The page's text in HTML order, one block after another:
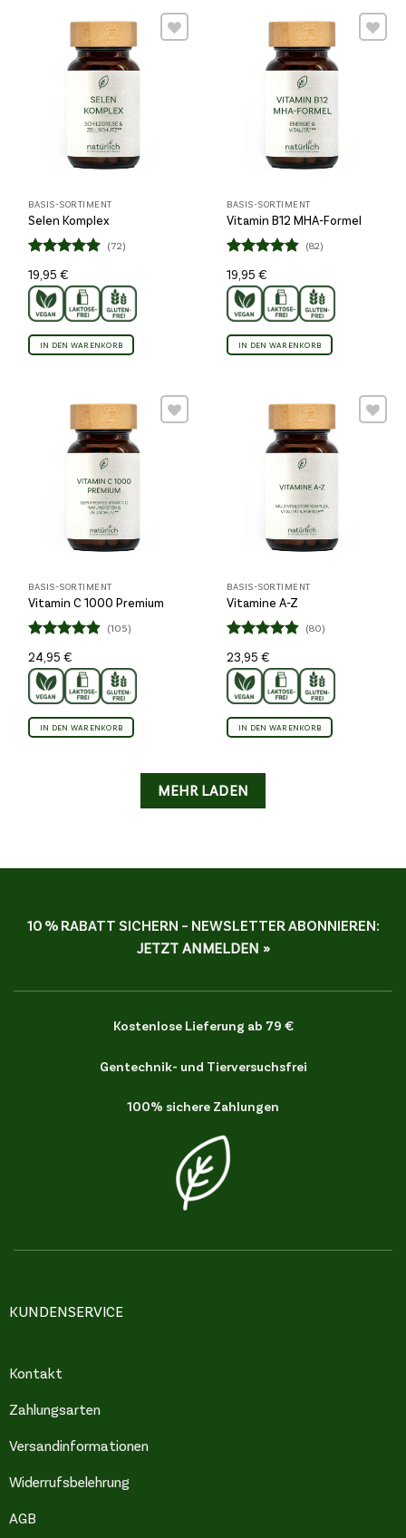
Wunschliste
BASIS-SORTIMENT
Selen Komplex
Bewertet
mit4.85
von 5
(72)
19,95€
IN DEN WARENKORB
Wunschliste
BASIS-SORTIMENT
Vitamin B12 MHA-Formel
Bewertet
mit4.84
von 5
(82)
19,95€
IN DEN WARENKORB
Wunschliste
BASIS-SORTIMENT
Vitamin C 1000 Premium
Bewertet
mit4.86
von 5
(105)
24,95€
IN DEN WARENKORB
Wunschliste
BASIS-SORTIMENT
Vitamine A-Z
Bewertet
mit4.84
von 5
(80)
23,95€
IN DEN WARENKORB
MEHR LADEN
10 % RABATT SICHERN – NEWSLETTER ABONNIEREN:
JETZT ANMELDEN »
Kostenlose Lieferung ab 79 €
Gentechnik- und Tierversuchsfrei
100% sichere Zahlungen
KUNDENSERVICE
Kontakt
Zahlungsarten
Versandinformationen
Widerrufsbelehrung
AGB